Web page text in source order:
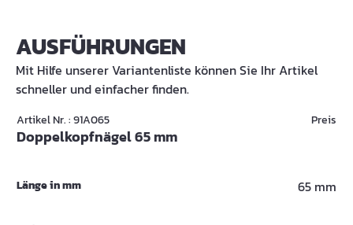
AUSFÜHRUNGEN
Mit Hilfe unserer Variantenliste können Sie Ihr Artikel
schneller und einfacher finden.
Artikel Nr. : 91A065
Doppelkopfnägel 65 mm
Preis
Länge in mm 65 mm